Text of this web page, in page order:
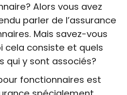
Alors vous avez
parler de l’assurance
Mais savez-vous
cela consiste et quels
qui y sont associés?
fonctionnaires est